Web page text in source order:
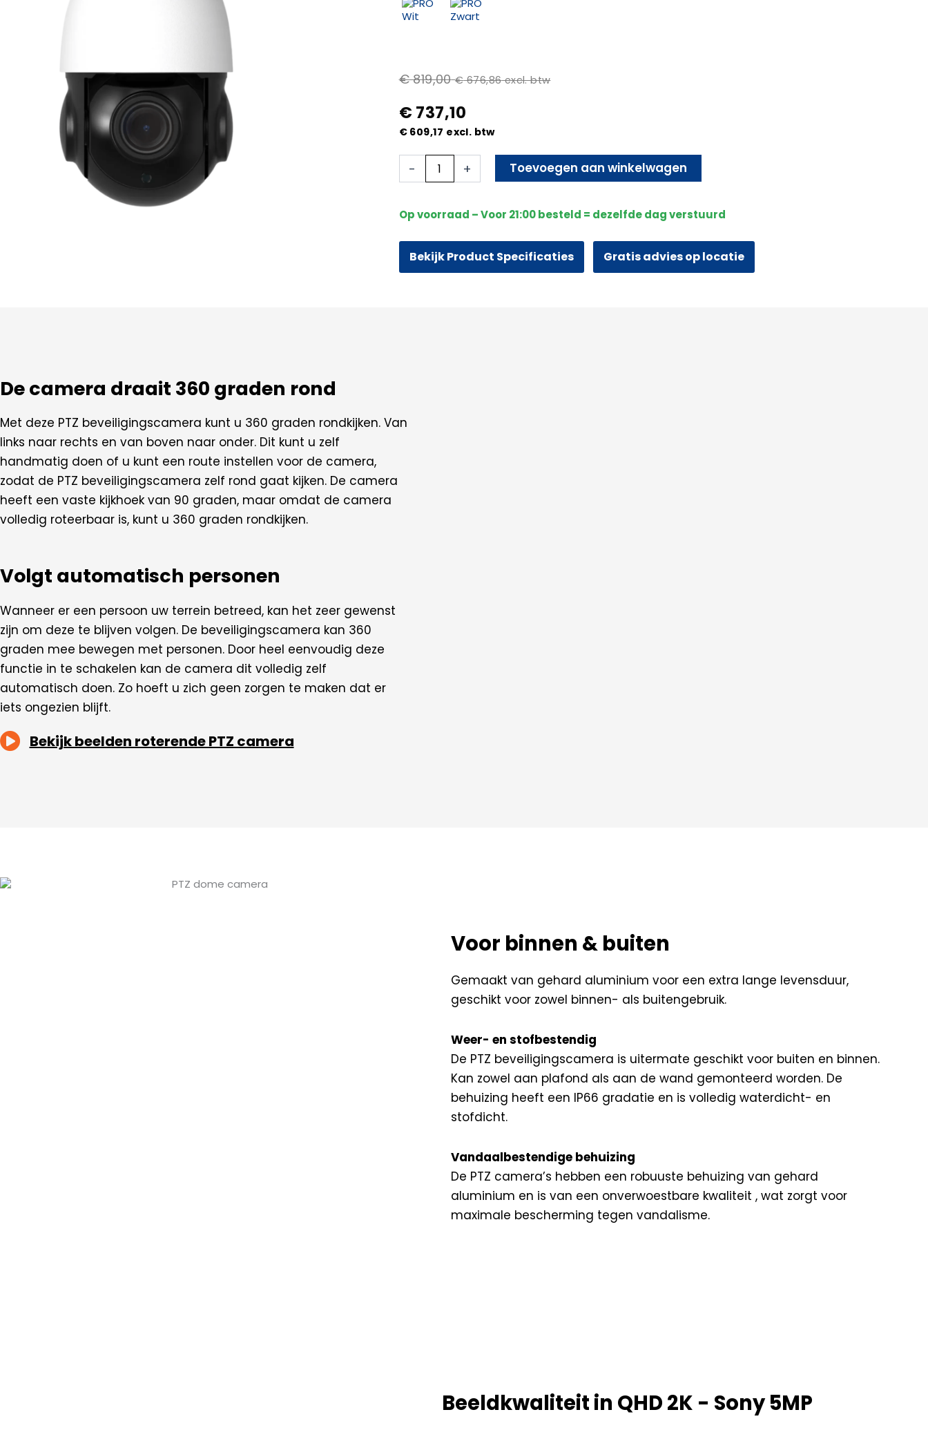
€819,00 €676,86excl. btw
€ 737,10
€609,17 excl. btw
-
Beveiligingscamera
Sony
360
graden
2K
+ Toevoegen aan winkelwagen
Op voorraad – Voor 21:00 besteld = dezelfde dag verstuurd
Bekijk Product Specificaties Gratis advies op locatie
De camera draait 360 graden rond
Met deze PTZ beveiligingscamera kunt u 360 graden rondkijken. Van
links naar rechts en van boven naar onder. Dit kunt u zelf
handmatig doen of u kunt een route instellen voor de camera,
zodat de PTZ beveiligingscamera zelf rond gaat kijken. De camera
heeft een vaste kijkhoek van 90 graden, maar omdat de camera
volledig roteerbaar is, kunt u 360 graden rondkijken.
Volgt automatisch personen
Wanneer er een persoon uw terrein betreed, kan het zeer gewenst
zijn om deze te blijven volgen. De beveiligingscamera kan 360
graden mee bewegen met personen. Door heel eenvoudig deze
functie in te schakelen kan de camera dit volledig zelf
automatisch doen. Zo hoeft u zich geen zorgen te maken dat er
iets ongezien blijft.
Bekijk beelden roterende PTZ camera
Voor binnen & buiten
Gemaakt van gehard aluminium voor een extra lange levensduur,
geschikt voor zowel binnen- als buitengebruik.
Weer- en stofbestendig
De PTZ beveiligingscamera is uitermate geschikt voor buiten en binnen.
Kan zowel aan plafond als aan de wand gemonteerd worden. De
behuizing heeft een IP66 gradatie en is volledig waterdicht- en
stofdicht.
Vandaalbestendige behuizing
De PTZ camera’s hebben een robuuste behuizing van gehard
aluminium en is van een onverwoestbare kwaliteit , wat zorgt voor
maximale bescherming tegen vandalisme.
Beeldkwaliteit in QHD 2K - Sony 5MP